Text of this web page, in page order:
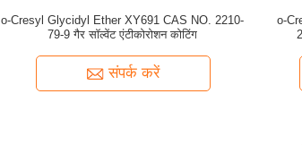
o-Cresyl Glycidyl Ether XY691 CAS NO. 2210-
79-9 गैर सॉल्वेंट एंटीकोरोशन कोटिंग
संपर्क करें
o-